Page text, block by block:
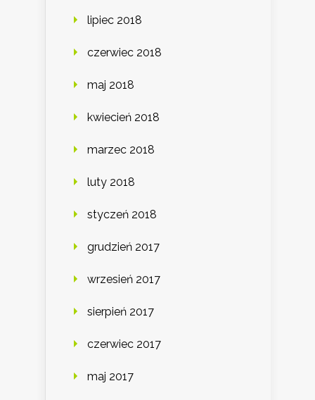
lipiec 2018
czerwiec 2018
maj 2018
kwiecień 2018
marzec 2018
luty 2018
styczeń 2018
grudzień 2017
wrzesień 2017
sierpień 2017
czerwiec 2017
maj 2017